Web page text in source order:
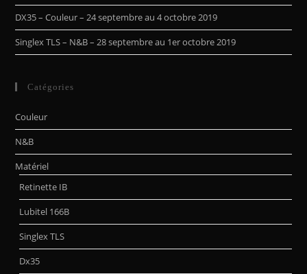
DX35 – Couleur – 24 septembre au 4 octobre 2019
Singlex TLS – N&B – 28 septembre au 1er octobre 2019
Catégories
Couleur
N&B
Matériel
Retinette IB
Lubitel 166B
Singlex TLS
Dx35